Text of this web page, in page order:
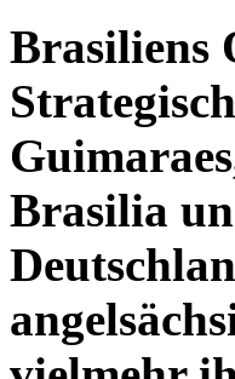
Brasiliens
Brasilia